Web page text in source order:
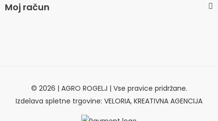
Moj račun
© 2026 | AGRO ROGELJ | Vse pravice pridržane.
Izdelava spletne trgovine: VELORIA, KREATIVNA AGENCIJA